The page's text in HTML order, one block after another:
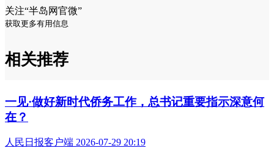
关注“半岛网官微”
获取更多有用信息
相关推荐
一见·做好新时代侨务工作，总书记重要指示深意何
在？
人民日报客户端 2026-07-29 20:19